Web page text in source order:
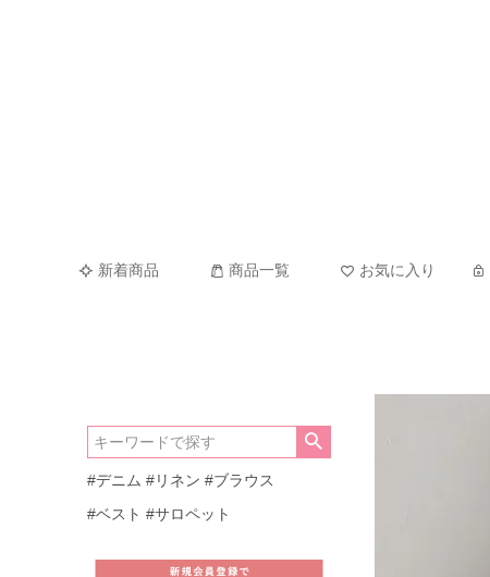
新着商品 商品一覧 お気に入り
#デニム #リネン #ブラウス
#ベスト #サロペット